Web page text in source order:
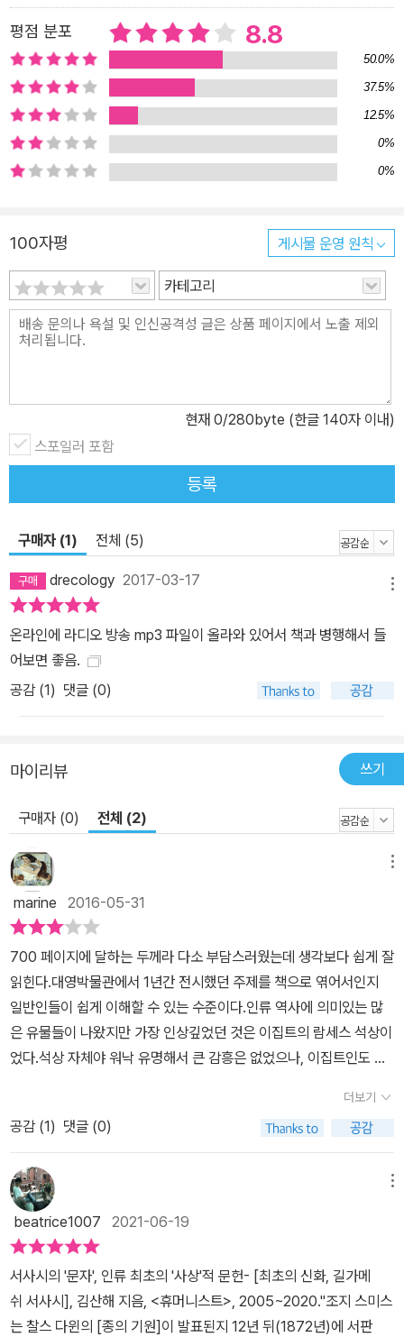
이르기까지 인류가 물건을 통해 환경을 어떻게 극복했으며, 또한 세
계를 어떻게 바꾸어놓았는지를 탐구한 고고학, 인류학 연구의 금자탑
이다. 대영박물관과 BBC와 함께 떠나는 인류 문명으로의 아주 특별
한 여행! 이 책이 소개하는 가장 첫 번째 유물은, 우리가 흔히 고고학
유물을 떠올릴 때 가장 먼저 생각하게 되는 이집트의 미라, 그중에서
도 테베에서 출토된 사제 호르네지테프의 미라다. 1835년 발굴되어
이집트 사회와 신앙, 교역, 기술 수준, 세계관을 생생하게 알려주었던
이 유물은 시간이 흐를수록 더 많은 지식과 정보를 우리에게 전해준
많은 사실을 더욱 안전하게 알아낼 수 있는데, 살아 있는 인체에 사용
하는 CT 촬영술을 통해 미라의 내부를 손상하지 않으면서도 그 부장
품들이 놓인 위치와 의미를 단번에 파악할 수 있는 것이다. 이처럼 유
물은 몇천 몇만 년이 지난 지금도 새로운 정보를 쏟아내면서 우리에
게 시간을 넘어 놀라운 메시지를 전한다. 2만 년 전 아프리카의 한 계
간이 가장 처음으로 의식적으로 만든 물건 중 하나로, 이 찍개를 잡는
순간 우리는 곧바로 이 도구를 만든 최초의 사람들과 접촉하게 된다.
도구를 만들면서 인간의 두뇌는 비대칭으로 성장하여 진화를 거듭하
기 시작하고, 살던 곳을 떠나 더 좋은 곳을 찾아 여행하며 전 세계로
상은 인간이 필요에 의해서뿐만 아니라 예술적 충동을 통해 물건을
된 ‘새 모양 절굿공이’와 마야의 ‘옥수수 신상’은 1만 년 전, 빙하시대
가 끝나면서 인류가 농경을 시작하고, 한곳에서 정착생활을 시작하는
모습을 보여준다. 잉여 식량을 생산하기 시작한 인류는 단순한 번식
행위가 아닌 ‘성性’과 사랑에 관심을 갖게 된다.(‘아인 사크리 연인
상’). 물건을 만들어내는 능력, 그것이 지금의 인류를 만들었다 이어
기원전 5,6천 년경, 인류의 4대 문명이 꽃피우기 시작한다. 먼저 ‘덴
발적으로 증가한 비옥한 범람지에서 형성된 최초의 도시와 국가를 다
라오들은 ‘무력’이라는 해답을 제시한다. 상아로 만든 작은 샌들 명판
알려주는 정치 교실의 축소판이다. 인더스 계곡에서 출토된 돌 도장
은 어느 날 갑자기 사라져버린 위대한 인더스 문명의 흔적을 증언하
며, 티그리스.유프라테스 강 사이의 메소포타미아에서 출토된 초창기
<길가메시 서사시>로 이어지는 최초의 문학 기록을 생생히 보여준
다. 세계는 이제 청동기시대로 접어든다. ‘황소를 뛰어넘는 미노스 인
물상’은 신비에 싸인 미노스 문명의 종교의식을 보여주기도 하지만
동시에 지중해 전체와 터키를 아우르는 구리와 주석의 해상교역을 증
언한다. 중국 주나라 제기인 ‘궤’는 의식과 규범이 엄격했던 고대 중국
인들의 생활상과 최고의 청동기 제조술뿐 아니라, 중국 정치사상의
핵심을 이룰 ‘천명’이라는 개념의 시작을 보여준다. 그리스-영국 간
히 아테네인으로 살아간다는 것의 의미를 알린 최초이자 최상의 업적
이다. 이로부터 인류는 고전양식의 조화와 균형을 통해 시간을 뛰어
넘는 예술의 속성을 습득한다. 비슷한 시기, 유럽의 켈트족들 역시 독
창적인 시각언어를 개발하여 ‘바스 위치 주전자’를 비롯, 찬란한 빛으
로 가득한 놀라운 청동기 유물들을 남긴다. 이렇듯 구석기 시대의 돌
찍개로부터 현대의 태양광램프에 이르기까지, 인간이 만들어낸 수많
은 물건들은 그 시대와 사회, 그것을 만들어낸 인간에 대해 증언한다.
평점 분포 8.8
50.0%
37.5%
12.5%
0%
0%
100자평 게시물 운영 원칙
카테고리
현재 0/280byte (한글 140자 이내)
스포일러 포함
등록
구매자 (1) 전체 (5)
drecology 2017-03-17
온라인에 라디오 방송 mp3 파일이 올라와 있어서 책과 병행해서 들
어보면 좋음.
공감 (1) 댓글 (0)
마이리뷰 쓰기
구매자 (0) 전체 (2)
marine 2016-05-31
700 페이지에 달하는 두께라 다소 부담스러웠는데 생각보다 쉽게 잘
읽힌다.대영박물관에서 1년간 전시했던 주제를 책으로 엮어서인지
일반인들이 쉽게 이해할 수 있는 수준이다.인류 역사에 의미있는 많
은 유물들이 나왔지만 가장 인상깊었던 것은 이집트의 람세스 석상이
었다.석상 자체야 워낙 유명해서 큰 감흥은 없었으나, 이집트인도 아
이것이 인류 공동유산이라고 답한다.어찌 보면 대영박물관의 전시품
들이 죄다 약탈물이라는 비난에 대한 자기변명일 수도 있겠으나 근본
적으로는 우리 모두의 문화유산이고 역사이기 때문에, 자기 조상들과
는 전혀 상관없는 세계 각국의 유물들이 외국인 후손들에게도 큰 의
미를 주는 것 같다.유물을 단순히 침략의 산물로만 볼 수 없는 이유 같
다.화려하게 치장한 조각품들은 먼 곳에서 온 교역품인 경우가 많아
당시에도 활발하게 교역이 이루어졌음을 알 수 있다.오늘날 같은 초
고속 인터넷 시대는 아니었더라도 고대 세계도 서로 교류하면서 성장
해 갔던 것이다.
더보기
공감 (1) 댓글 (0)
beatrice1007 2021-06-19
서사시의 '문자', 인류 최초의 '사상'적 문헌- [최초의 신화, 길가메
쉬 서사시], 김산해 지음, <휴머니스트>, 2005~2020."조지 스미스
는 찰스 다윈의 [종의 기원]이 발표된지 12년 뒤(1872년)에 서판